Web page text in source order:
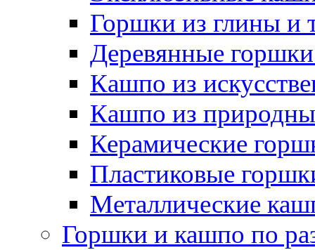
Горшки из глины и
Деревянные
Кашпо из
Кашпо из
Керамические
Пластиковые
Металлические
Горшки и кашпо по